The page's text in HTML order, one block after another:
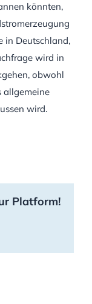
könnten,
in Deutschland,
wird in
obwohl
allgemeine
wird.
Platform!